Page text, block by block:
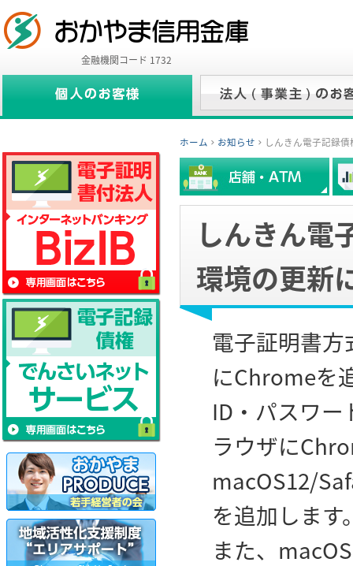
金融機関コード 1732
ホーム お知らせ しんきん電子記録
しんきん電
環境の更新
電子証明書
にChromeを
ID・パスワ
ラウザに
macOS12/
を追加します
また、